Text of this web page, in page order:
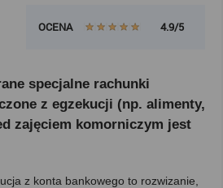
OCENA 4.9/5
specjalne rachunki
z egzekucji (np. alimenty,
zajęciem komorniczym jest
z konta bankowego to rozwizanie,